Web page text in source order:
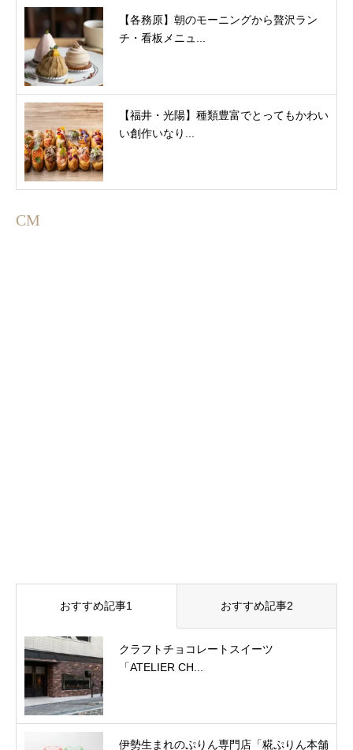
【各務原】朝のモーニングから贅沢ラン
チ・看板メニュ...
【福井・光陽】種類豊富でとってもかわい
い創作いなり...
CM
おすすめ記事1 おすすめ記事2
クラフトチョコレートスイーツ
「ATELIER CH...
伊勢生まれのぷりん専門店「糀ぷりん本舗